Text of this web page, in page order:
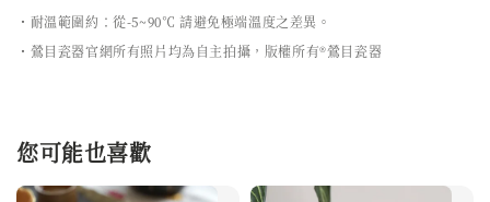
・耐溫範圍約：從-5~90℃ 請避免極端溫度之差異。
・鶯目瓷器官網所有照片均為自主拍攝，版權所有®鶯目瓷器
您可能也喜歡